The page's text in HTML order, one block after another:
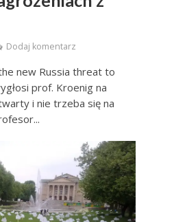
Dodaj komentarz
new Russia threat to
prof. Kroenig na
i nie trzeba się na